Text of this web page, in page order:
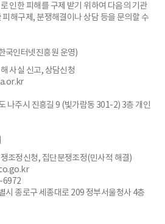
인한 피해를 구제 받기 위하여 다음의 기관
해구제, 분쟁해결이나 상담 등을 문의할 수
국인터넷진흥원 운영)
사실 신고, 상담신청
나주시 진흥길 9 (빛가람동 301-2) 3층 개인
쟁조정신청, 집단분쟁조정(민사적 해결)
6972
시 종로구 세종대로 209 정부서울청사 4층